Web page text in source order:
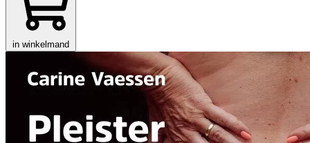
in winkelmand